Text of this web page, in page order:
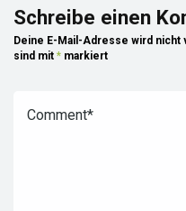
Schreibe einen
Deine E-Mail-Adresse wird
sind mit * markiert